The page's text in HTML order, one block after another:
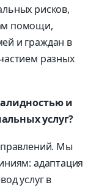
рисков,
помощи,
и граждан в
разных
и
услуг?
Мы
адаптация
услуг в